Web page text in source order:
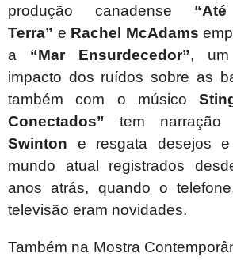
produção canadense
Terra” e Rachel McAdams
a “Mar Ensurdecedor”,
impacto dos ruídos sobre as
também com o músico
Conectados” tem
Swinton e resgata desejos
mundo atual registrados
anos atrás, quando o
televisão eram novidades.
Também na Mostra